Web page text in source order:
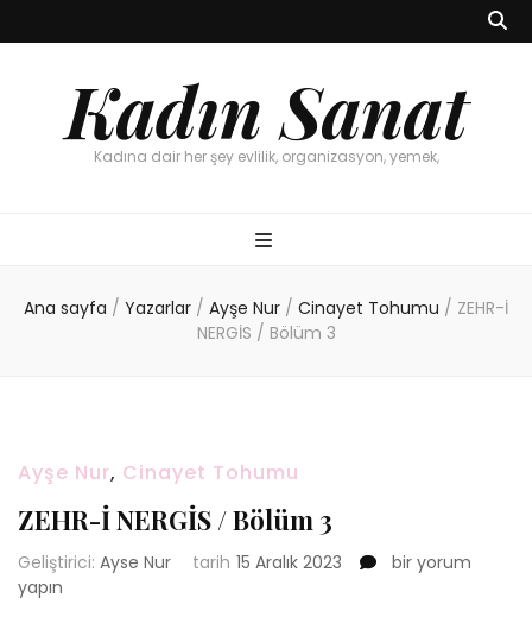
Kadın Sanat
Kadına dair her şey evlilik, organizasyon, yemek,
Ana sayfa / Yazarlar / Ayşe Nur / Cinayet Tohumu / ZEHR-İ
NERGİS / Bölüm 3
Ayşe Nur, Cinayet Tohumu
ZEHR-İ NERGİS / Bölüm 3
Geliştirici: Ayse Nur tarih 15 Aralık 2023
ZEHR-
bir yorum
yapın